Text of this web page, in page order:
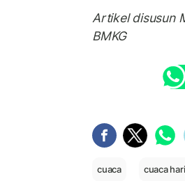
Artikel disusun
BMKG
cuaca cuaca